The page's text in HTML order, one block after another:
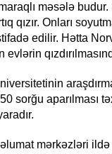
məsələ
qızır. Onları
edilir. Hətta
evlərin
sorğu aparılması
mərkəzləri ildə